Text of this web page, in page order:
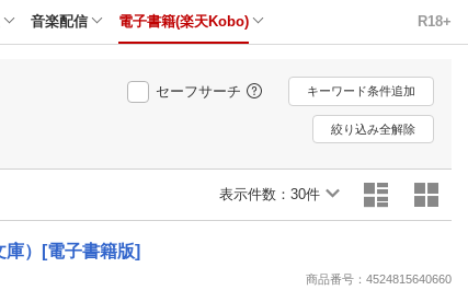
楽天ミュージック
動画配信
楽天TV
動画配信ガイド
Rチャンネル
エンタメニュース
音楽配信 電子書籍(楽天Kobo) R18+
セーフサーチ キーワード条件追加
絞り込み全解除
表示件数： 30件
）[電子書籍版]
商品番号：4524815640660